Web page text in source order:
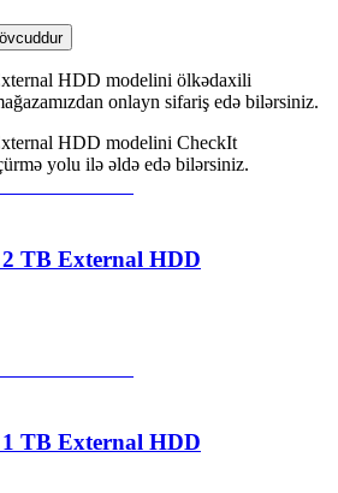
HDD modelini ölkədaxili
onlayn sifariş edə bilərsiniz.
HDD modelini CheckIt
yolu ilə əldə edə bilərsiniz.
2 TB External HDD
1 TB External HDD